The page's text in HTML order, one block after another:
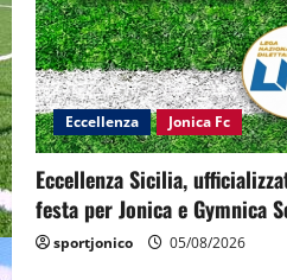
Eccellenza Jonica Fc
Eccellenza Sicilia,
festa per Jonica e Gymnica
sportjonico 05/08/2026